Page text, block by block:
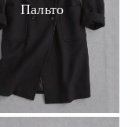
Пальто